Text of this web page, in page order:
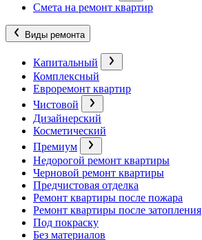
Смета на ремонт квартир
Виды ремонта
Капитальный
Комплексный
Евроремонт квартир
Чистовой
Дизайнерский
Косметический
Премиум
Недорогой ремонт квартиры
Черновой ремонт квартиры
Предчистовая отделка
Ремонт квартиры после пожара
Ремонт квартиры после затопления
Под покраску
Без материалов